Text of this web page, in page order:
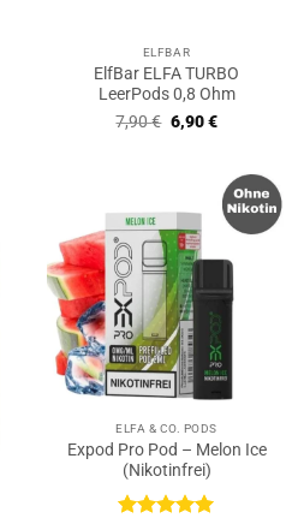
ELFBAR
ElfBar ELFA TURBO
LeerPods 0,8 Ohm
7,90€ Ursprünglicher
Preis
6,90€Aktueller
ELFA & CO. PODS
Expod Pro Pod – Melon Ice
(Nikotinfrei)